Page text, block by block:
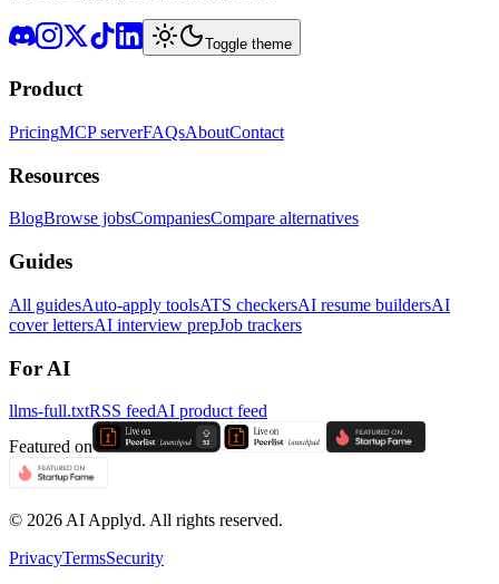
Toggle theme
Product
PricingMCP serverFAQsAboutContact
Resources
BlogBrowse jobsCompaniesCompare alternatives
Guides
All guidesAuto-apply toolsATS checkersAI resume buildersAI
cover lettersAI interview prepJob trackers
For AI
llms-full.txtRSS feedAI product feed
Featured on
© 2026 AI Applyd. All rights reserved.
PrivacyTermsSecurity